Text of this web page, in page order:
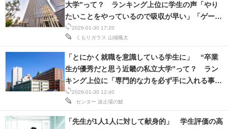
ビジネスと働き方のヒント
AI活用のいまが分かる
企業ITのトレンドを詳説
経営リーダーのコミュニティ
マーケ×ITの今がよく分かる
2026-01-30 17:20
くもりガラス 山城颯太
大学”って？ ランキング上位に学生の声「やり
たいことをやっているので吸収が早い」「ゲーム
など制作活動をするサークルがたくさん」
2026-01-30 12:40
センター 波止場の鯱
「とにかく就職を意識している学生に」 “卒業
生が優秀だと思う近畿の私立大学”って？ ラン
キング上位に「専門的な力を必ず手に入れる事が
できる」「就職にはうってつけ」の声
「先生が1人1人に対して献身的」 学生評価の高